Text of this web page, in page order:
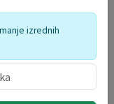
so ne
1
2
8
9
izrednih